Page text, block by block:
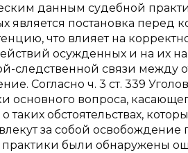
данным судебной
является постановка перед
что влияет на
осужденных и на их
следственной связи между
Согласно ч. 3 ст. 339
основного вопроса,
о таких обстоятельствах,
за собой
были обнаружены